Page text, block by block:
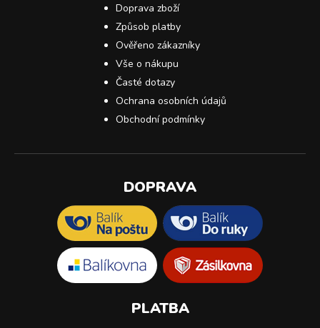
Doprava zboží
Způsob platby
Ověřeno zákazníky
Vše o nákupu
Časté dotazy
Ochrana osobních údajů
Obchodní podmínky
DOPRAVA
PLATBA